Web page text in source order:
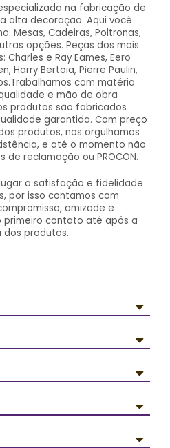
na fabricação de
alta decoração. Aqui você
Mesas, Cadeiras, Poltronas,
opções. Peças dos mais
Charles e Ray Eames, Eero
Harry Bertoia, Pierre Paulin,
com matéria
e mão de obra
produtos são fabricados
garantida. Com preço
produtos, nos orgulhamos
e até o momento não
reclamação ou PROCON.
a satisfação e fidelidade
por isso contamos com
amizade e
primeiro contato até após a
dos produtos.